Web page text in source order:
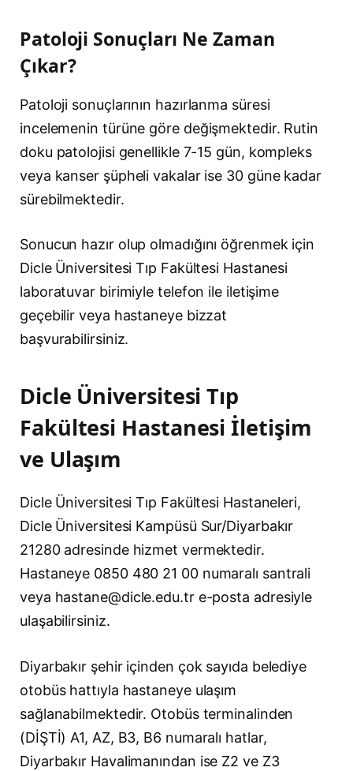
Patoloji Sonuçları Ne Zaman
Çıkar?
Patoloji sonuçlarının hazırlanma süresi
incelemenin türüne göre değişmektedir. Rutin
doku patolojisi genellikle 7-15 gün, kompleks
veya kanser şüpheli vakalar ise 30 güne kadar
sürebilmektedir.
Sonucun hazır olup olmadığını öğrenmek için
Dicle Üniversitesi Tıp Fakültesi Hastanesi
laboratuvar birimiyle telefon ile iletişime
geçebilir veya hastaneye bizzat
başvurabilirsiniz.
Dicle Üniversitesi Tıp
Fakültesi Hastanesi İletişim
ve Ulaşım
Dicle Üniversitesi Tıp Fakültesi Hastaneleri,
Dicle Üniversitesi Kampüsü Sur/Diyarbakır
21280 adresinde hizmet vermektedir.
Hastaneye 0850 480 21 00 numaralı santrali
veya hastane@dicle.edu.tre-posta adresiyle
ulaşabilirsiniz.
Diyarbakır şehir içinden çok sayıda belediye
otobüs hattıyla hastaneye ulaşım
sağlanabilmektedir. Otobüs terminalinden
(DİŞTİ) A1, AZ, B3, B6 numaralı hatlar,
Diyarbakır Havalimanından ise Z2 ve Z3